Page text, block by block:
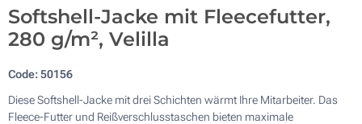
Softshell-Jacke mit Fleecefutter,
280 g/m², Velilla
Code:50156
Diese Softshell-Jacke mit drei Schichten wärmt Ihre Mitarbeiter. Das
Fleece-Futter und Reißverschlusstaschen bieten maximale